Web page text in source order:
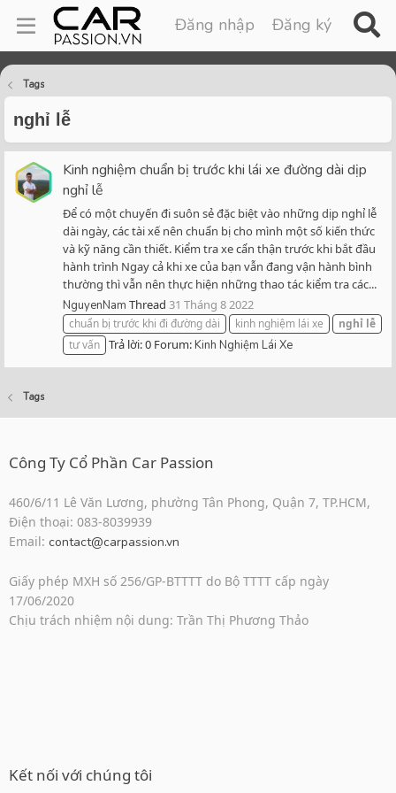
Đăng nhập Đăng ký
Tags
nghỉ lễ
Kinh nghiệm chuẩn bị trước khi lái xe đường dài dịp
nghỉ lễ
Để có một chuyến đi suôn sẻ đặc biệt vào những dịp nghỉ lễ
dài ngày, các tài xế nên chuẩn bị cho mình một số kiến thức
và kỹ năng cần thiết. Kiểm tra xe cẩn thận trước khi bắt đầu
hành trình Ngay cả khi xe của bạn vẫn đang vận hành bình
thường thì vẫn nên thực hiện những thao tác kiểm tra các...
NguyenNam Thread 31 Tháng 8 2022
chuẩn bị trước khi đi đường dài kinh nghiệm lái xe nghỉ lễ
tư vấn Trả lời: 0 Forum:Kinh Nghiệm Lái Xe
Tags
Công Ty Cổ Phần Car Passion
460/6/11 Lê Văn Lương, phường Tân Phong, Quận 7, TP.HCM,
Điện thoại: 083-8039939
Email: contact@carpassion.vn
Giấy phép MXH số 256/GP-BTTTT do Bộ TTTT cấp ngày
17/06/2020
Chịu trách nhiệm nội dung: Trần Thị Phương Thảo
Kết nối với chúng tôi